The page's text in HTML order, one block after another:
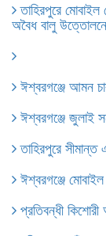
তাহিরপুরে মোবাইল
অবৈধ বালু উত্তোলনে
ঈশ্বরগঞ্জে আমন
ঈশ্বরগঞ্জে জুলাই
তাহিরপুরে সীমান্ত
ঈশ্বরগঞ্জে
প্রতিবন্ধী কিশোরী